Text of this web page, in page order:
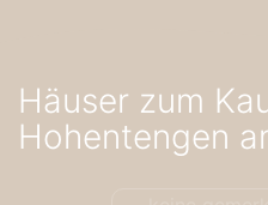
zur
Navigation
zum
Häuser zum
Hohentengen